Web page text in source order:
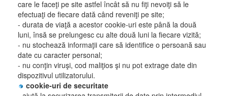
care le faceţi pe site astfel încât să nu fiţi nevoiţi să le
efectuaţi de fiecare dată când reveniţi pe site;
- durata de viaţă a acestor cookie-uri este până la două
luni, însă se prelungesc cu alte două luni la fiecare vizită;
- nu stochează informaţii care să identifice o persoană sau
date cu caracter personal;
- nu conţin viruşi, cod maliţios şi nu pot extrage date din
dispozitivul utilizatorului.
cookie-uri de securitate